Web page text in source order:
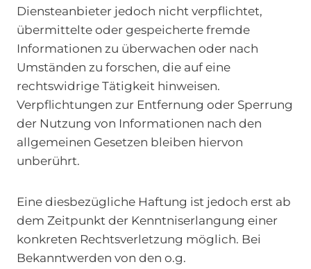
Diensteanbieter jedoch nicht verpflichtet,
übermittelte oder gespeicherte fremde
Informationen zu überwachen oder nach
Umständen zu forschen, die auf eine
rechtswidrige Tätigkeit hinweisen.
Verpflichtungen zur Entfernung oder Sperrung
der Nutzung von Informationen nach den
allgemeinen Gesetzen bleiben hiervon
unberührt.
Eine diesbezügliche Haftung ist jedoch erst ab
dem Zeitpunkt der Kenntniserlangung einer
konkreten Rechtsverletzung möglich. Bei
Bekanntwerden von den o.g.